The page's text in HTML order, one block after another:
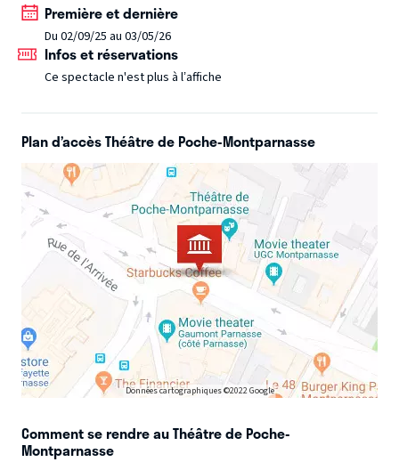
Première et dernière
Du 02/09/25 au 03/05/26
Infos et réservations
Ce spectacle n'est plus à l’affiche
Plan d’accès Théâtre de Poche-Montparnasse
Données cartographiques ©2022 Google
Comment se rendre au Théâtre de Poche-
Montparnasse